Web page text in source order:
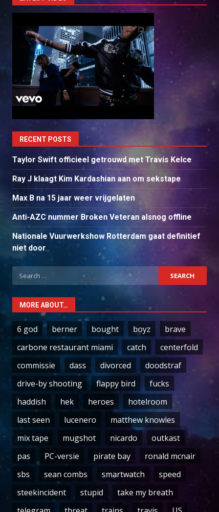
RECENT POSTS
Taylor Swift officieel getrouwd met Travis Kelce
Ray J klaagt Kim Kardashian aan om sekstape
Max B na 15 jaar weer vrijgelaten
Anti-AZC nummer Broken Veteran alsnog offline
Nationale Vuurwerkshow Rotterdam gaat definitief
niet door
Search
for:
MORE ABOUT…
6 god berner bought boyz
brave
carbone restaurant miami
catch
centerfold
commissie
dass divorced
doodstraf
drive-by shooting
flappy bird
fucks
haddish
hek heroes
hotelroom
last seen
lucenero
matthew knowles
mix tape
mugshot nicardo
outkast
pas
PC-versie pirate bay
ronald mcnair
sbs
sean combs smartwatch
speed
steekincident
stupid
take my breath